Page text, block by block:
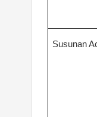
Susunan